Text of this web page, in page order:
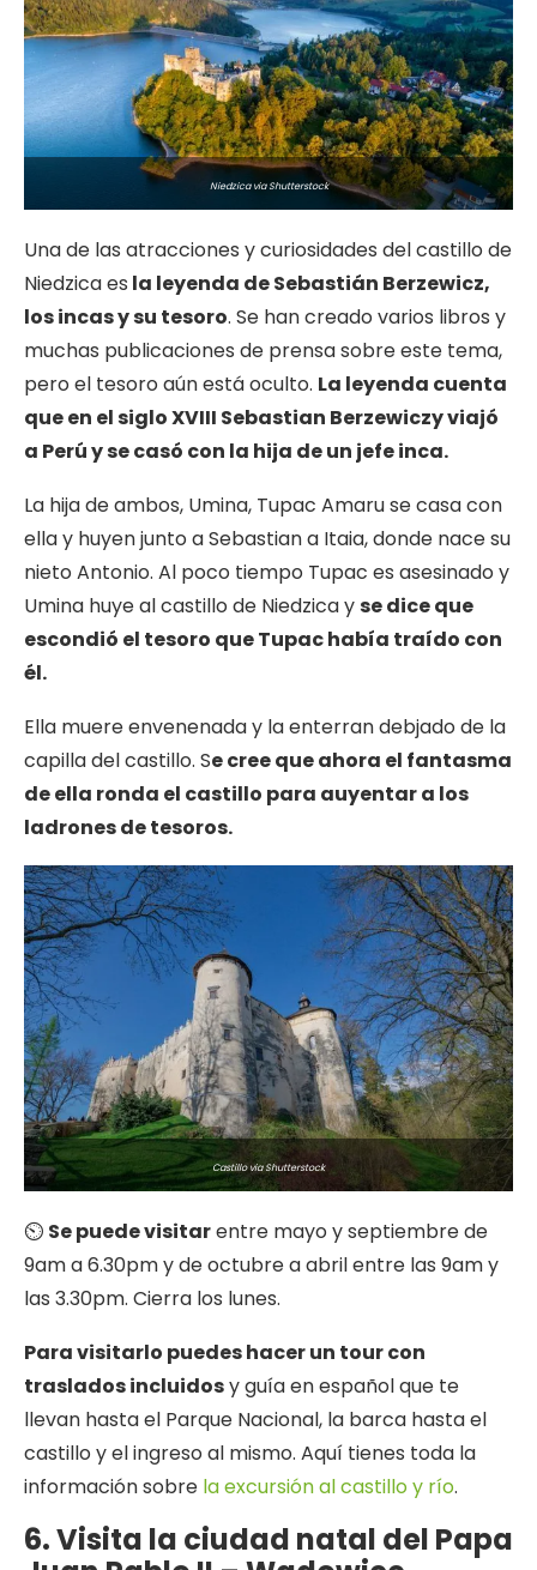
Niedzica via Shutterstock
Una de las atracciones y curiosidades del castillo de
Niedzica es la leyenda de Sebastián Berzewicz,
los incas y su tesoro. Se han creado varios libros y
muchas publicaciones de prensa sobre este tema,
pero el tesoro aún está oculto. La leyenda cuenta
que en el siglo XVIII Sebastian Berzewiczy viajó
a Perú y se casó con la hija de un jefe inca.
La hija de ambos, Umina, Tupac Amaru se casa con
ella y huyen junto a Sebastian a Itaia, donde nace su
nieto Antonio. Al poco tiempo Tupac es asesinado y
Umina huye al castillo de Niedzica yse dice que
escondió el tesoro que Tupac había traído con
él.
Ella muere envenenada y la enterran debjado de la
capilla del castillo. Se cree que ahora el fantasma
de ella ronda el castillo para auyentar a los
ladrones de tesoros.
Castillo via Shutterstock
⏲ Se puede visitarentre mayo y septiembre de
9am a 6.30pm y de octubre a abril entre las 9am y
las 3.30pm. Cierra los lunes.
Para visitarlo puedes hacer un tour con
traslados incluidosy guía en español que te
llevan hasta el Parque Nacional, la barca hasta el
castillo y el ingreso al mismo. Aquí tienes toda la
información sobre la excursión al castillo y río.
6. Visita la ciudad natal del Papa